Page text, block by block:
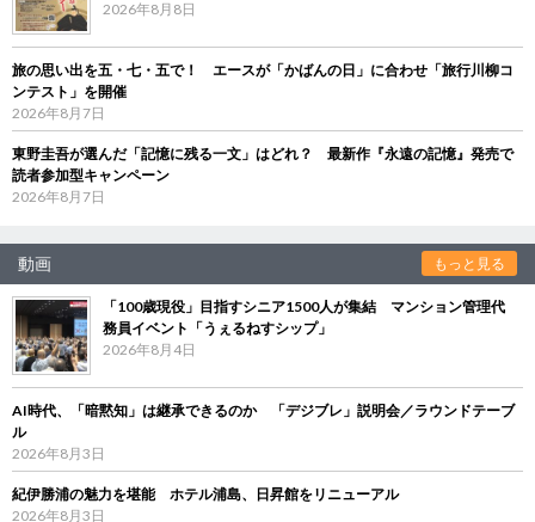
2026年8月8日
旅の思い出を五・七・五で！ エースが「かばんの日」に合わせ「旅行川柳コ
ンテスト」を開催
2026年8月7日
東野圭吾が選んだ「記憶に残る一文」はどれ？ 最新作『永遠の記憶』発売で
読者参加型キャンペーン
2026年8月7日
動画 もっと見る
「100歳現役」目指すシニア1500人が集結 マンション管理代
務員イベント「うぇるねすシップ」
2026年8月4日
AI時代、「暗黙知」は継承できるのか 「デジブレ」説明会／ラウンドテーブ
ル
2026年8月3日
紀伊勝浦の魅力を堪能 ホテル浦島、日昇館をリニューアル
2026年8月3日